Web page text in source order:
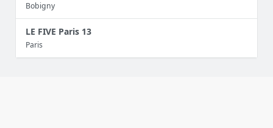
Bobigny
LE FIVE Paris 13
Paris